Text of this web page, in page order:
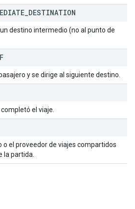
DESTINATION
destino intermedio (no al punto de
y se dirige al siguiente destino.
el viaje.
o el proveedor de viajes compartidos
la partida.